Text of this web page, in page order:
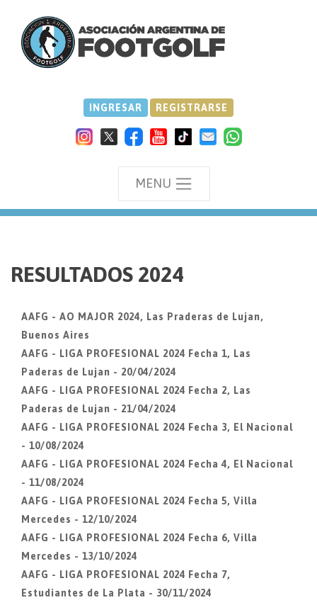
INGRESAR REGISTRARSE
MENU
RESULTADOS 2024
AAFG - AO MAJOR 2024, Las Praderas de Lujan,
Buenos Aires
AAFG - LIGA PROFESIONAL 2024 Fecha 1, Las
Paderas de Lujan - 20/04/2024
AAFG - LIGA PROFESIONAL 2024 Fecha 2, Las
Paderas de Lujan - 21/04/2024
AAFG - LIGA PROFESIONAL 2024 Fecha 3, El Nacional
- 10/08/2024
AAFG - LIGA PROFESIONAL 2024 Fecha 4, El Nacional
- 11/08/2024
AAFG - LIGA PROFESIONAL 2024 Fecha 5, Villa
Mercedes - 12/10/2024
AAFG - LIGA PROFESIONAL 2024 Fecha 6, Villa
Mercedes - 13/10/2024
AAFG - LIGA PROFESIONAL 2024 Fecha 7,
Estudiantes de La Plata - 30/11/2024